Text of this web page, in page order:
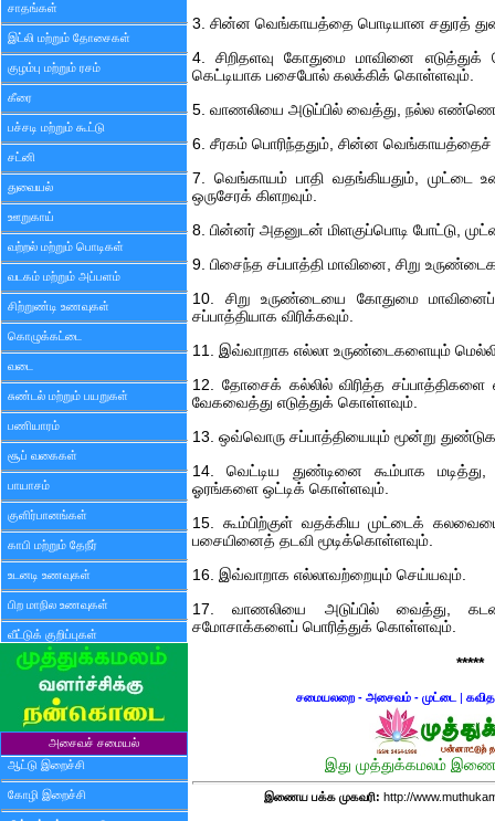
சாதங்கள்
இட்லி மற்றும் தோசைகள்
குழம்பு மற்றும் ரசம்
கீரை
பச்சடி மற்றும் கூட்டு
சட்னி
துவையல்
ஊறுகாய்
வற்றல் மற்றும் பொடிகள்
வடகம் மற்றும் அப்பளம்
சிற்றுண்டி உணவுகள்
கொழுக்கட்டை
வடை
சுண்டல் மற்றும் பயறுகள்
பணியாரம்
சூப் வகைகள்
பாயாசம்
குளிர்பானங்கள்
காபி மற்றும் தேநீர்
உடனடி உணவுகள்
பிற மாநில உணவுகள்
வீட்டுக் குறிப்புகள்
அசைவச் சமையல்
ஆட்டு இறைச்சி
கோழி இறைச்சி
3. சின்ன வெங்காயத்தை பொடியான சதுரத்
4. சிறிதளவு கோதுமை மாவினை
கெட்டியாக பசைபோல் கலக்கிக் கொள்ளவும்.
5. வாணலியை அடுப்பில் வைத்து, நல்ல
6. சீரகம் பொரிந்ததும், சின்ன வெங்காயத்தைச்
7. வெங்காயம் பாதி வதங்கியதும், முட்டை
ஒருசேரக் கிளறவும்.
8. பின்னர் அதனுடன் மிளகுப்பொடி போட்டு,
9. பிசைந்த சப்பாத்தி மாவினை, சிறு
10. சிறு உருண்டையை கோதுமை மாவினைப்
சப்பாத்தியாக விரிக்கவும்.
11. இவ்வாறாக எல்லா உருண்டைகளையும்
12. தோசைக் கல்லில் விரித்த
வேகவைத்து எடுத்துக் கொள்ளவும்.
13. ஒவ்வொரு சப்பாத்தியையும் மூன்று
14. வெட்டிய துண்டினை கூம்பாக
ஓரங்களை ஒட்டிக் கொள்ளவும்.
15. கூம்பிற்குள் வதக்கிய முட்டைக்
பசையினைத் தடவி மூடிக்கொள்ளவும்.
16. இவ்வாறாக எல்லாவற்றையும் செய்யவும்.
17. வாணலியை அடுப்பில் வைத்து,
சமோசாக்களைப் பொரித்துக் கொள்ளவும்.
*****
சமையலறை - அசைவம் - முட்டை |
இது முத்துக்கமலம்
இணைய பக்க முகவரி: http://